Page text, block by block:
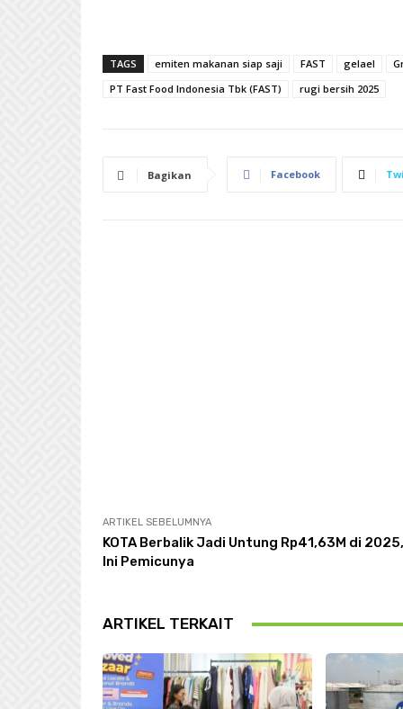
TAGS emiten makanan siap saji FAST gelael
PT Fast Food Indonesia Tbk (FAST)
rugi bersih 2025
Bagikan Facebook
ARTIKEL SEBELUMNYA
KOTA Berbalik Jadi Untung Rp41,63M di 2025,
Ini Pemicunya
ARTIKEL TERKAIT